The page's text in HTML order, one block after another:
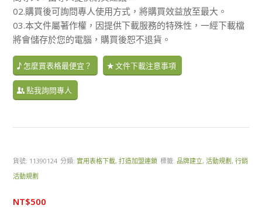
02.購買後可詢問專人使用方式，將購買效益放至最大。
03.本文件屬著作權，因提供下載服務的特殊性，一經下載檔
將會儲存於您的電腦，購買後恕不退貨。
怎麼買表格最便宜？ 文件下載注意事項
點我詢問專人
貨號: 11390124 分類:實用表格下載,打造加盟連鎖 標籤: 品牌建立,活動規劃,行銷
活動規劃
NT$500